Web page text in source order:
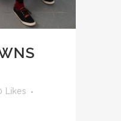
Likes